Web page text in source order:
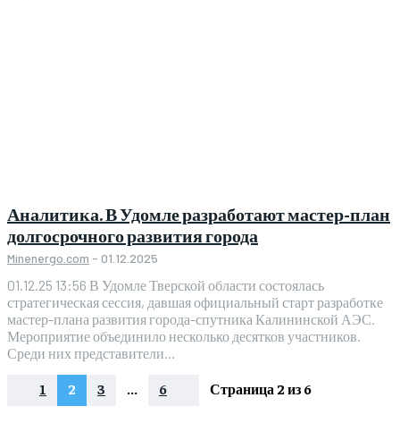
Аналитика. В Удомле разработают мастер-план
долгосрочного развития города
Minenergo.com - 01.12.2025
01.12.25 13:56 В Удомле Тверской области состоялась
стратегическая сессия, давшая официальный старт разработке
мастер-плана развития города-спутника Калининской АЭС.
Мероприятие объединило несколько десятков участников.
Среди них представители...
1 2 3 ... 6 Страница 2 из 6